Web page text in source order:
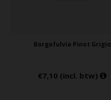
Borgofulvia Pinot Grigio
€7,10 (incl. btw)